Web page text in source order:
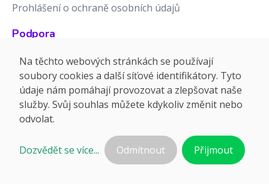
Prohlášení o ochraně osobních údajů
Podpora
Znalostní báze
Release notes
Na těchto webových stránkách se používají
soubory cookies a další síťové identifikátory. Tyto
údaje nám pomáhají provozovat a zlepšovat naše
služby. Svůj souhlas můžete kdykoliv změnit nebo
odvolat.
Dozvědět se více... Odmítnout Přijmout